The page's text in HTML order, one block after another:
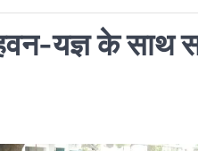
यज्ञ के साथ